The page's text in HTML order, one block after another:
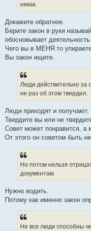
щ
е
н
и
е
никак.
Докажите обратное.
Берите закон в руки
обосновывает
Чего вы в МЕНЯ то
Вы закон ищите.
Люди действительно за
не раз об этом твердил.
Люди приходят и получают.
Твердите вы или не
Совет может понравится, а
От этого он советом быть
Но потом нельзя
документам.
Нужно водить.
Потому как именно закон
Не все люди способны